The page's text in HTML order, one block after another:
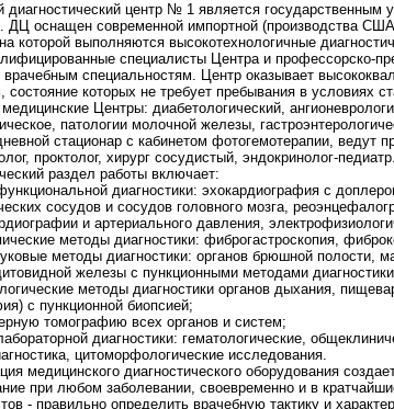
диагностический центр № 1 является
оснащен современной импортной (производства
которой выполняются высокотехнологичные
специалисты Центра и профессорско-
специальностям. Центр оказывает
состояние которых не требует пребывания в условиях
медицинские Центры: диабетологический,
патологии молочной железы,
стационар с кабинетом фотогемотерапии, ведут
проктолог, хирург сосудистый, эндокринолог-педиатр.
раздел работы включает:
диагностики: эхокардиография с
сосудов и сосудов головного мозга,
и артериального давления,
методы диагностики: фиброгастроскопия,
методы диагностики: органов брюшной полости,
железы с пункционными методами
методы диагностики органов дыхания,
с пункционной биопсией;
томографию всех органов и систем;
диагностики: гематологические,
цитоморфологические исследования.
медицинского диагностического оборудования
при любом заболевании, своевременно и в
- правильно определить врачебную тактику и